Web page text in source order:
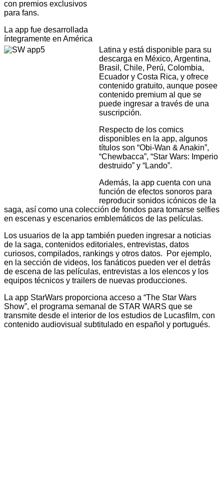
con premios exclusivos
para fans.
La app fue desarrollada
íntegramente en América
Latina y está disponible para su
descarga en México, Argentina,
Brasil, Chile, Perú, Colombia,
Ecuador y Costa Rica, y ofrece
contenido gratuito, aunque posee
contenido premium al que se
puede ingresar a través de una
suscripción.
Respecto de los comics
disponibles en la app, algunos
títulos son “Obi-Wan & Anakin”,
“Chewbacca”, “Star Wars: Imperio
destruido” y “Lando”.
Además, la app cuenta con una
función de efectos sonoros para
reproducir sonidos icónicos de la
saga, así como una colección de fondos para tomarse selfies
en escenas y escenarios emblemáticos de las películas.
Los usuarios de la app también pueden ingresar a noticias
de la saga, contenidos editoriales, entrevistas, datos
curiosos, compilados, rankings y otros datos. Por ejemplo,
en la sección de videos, los fanáticos pueden ver el detrás
de escena de las películas, entrevistas a los elencos y los
equipos técnicos y trailers de nuevas producciones.
La app StarWars proporciona acceso a “The Star Wars
Show”, el programa semanal de STAR WARS que se
transmite desde el interior de los estudios de Lucasfilm, con
contenido audiovisual subtitulado en español y portugués.